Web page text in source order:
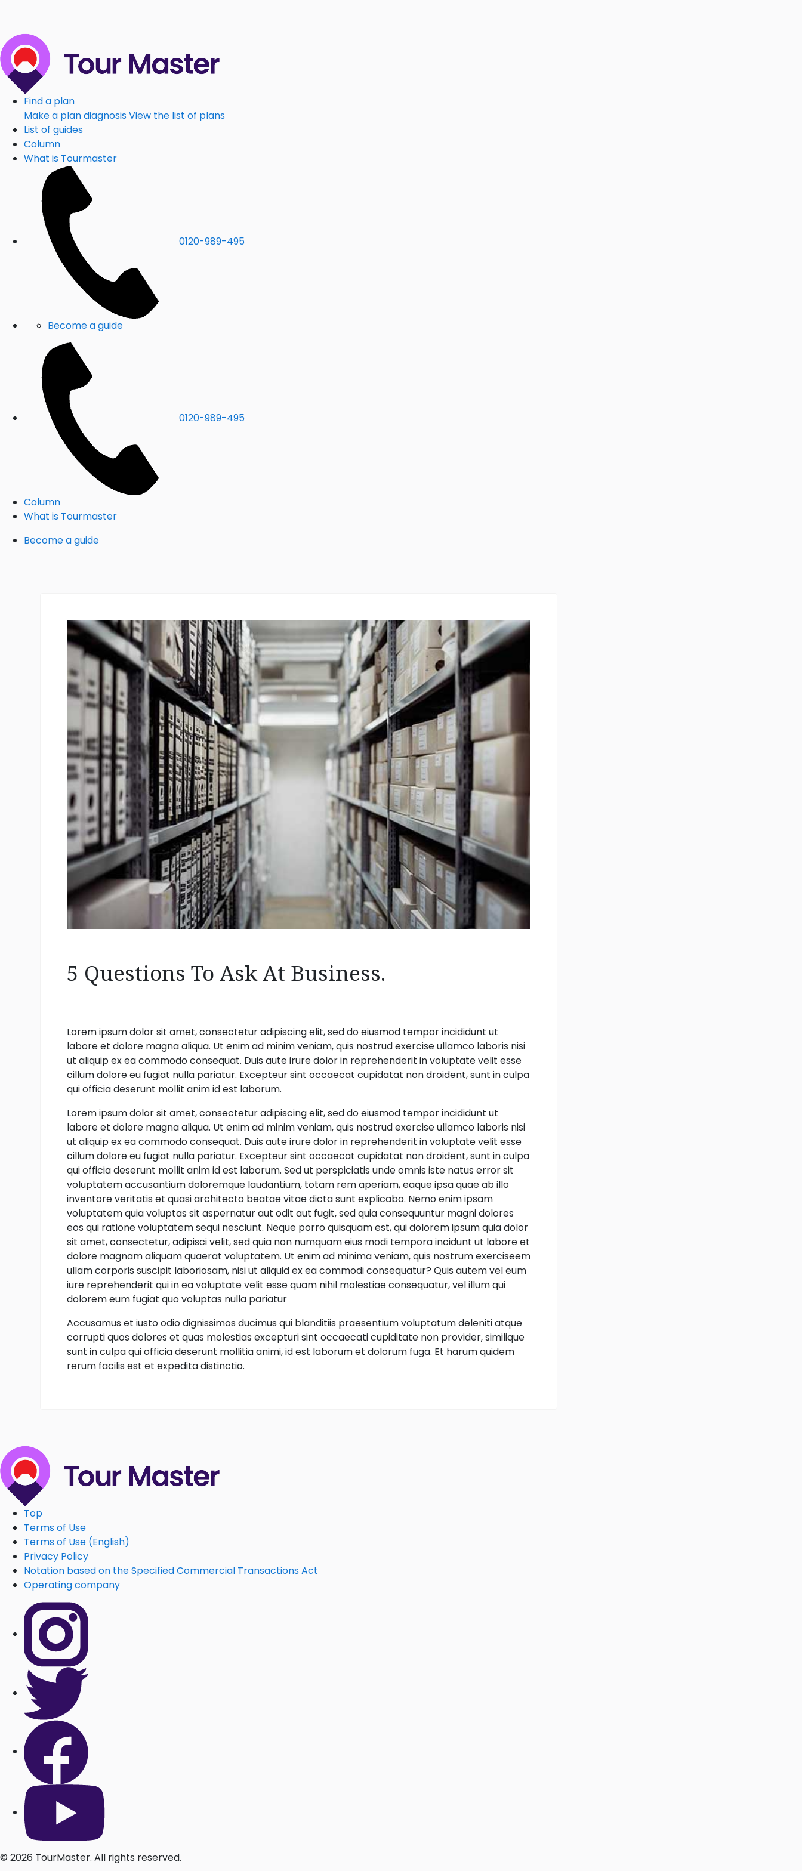
Find a plan
Make a plan diagnosisView the list of plans
List of guides
Column
What is Tourmaster
0120-989-495
Become a guide
0120-989-495
Column
What is Tourmaster
Become a guide
5 Questions To Ask At Business.
Lorem ipsum dolor sit amet, consectetur adipiscing elit, sed do eiusmod tempor incididunt ut
labore et dolore magna aliqua. Ut enim ad minim veniam, quis nostrud exercise ullamco laboris nisi
ut aliquip ex ea commodo consequat. Duis aute irure dolor in reprehenderit in voluptate velit esse
cillum dolore eu fugiat nulla pariatur. Excepteur sint occaecat cupidatat non droident, sunt in culpa
qui officia deserunt mollit anim id est laborum.
Lorem ipsum dolor sit amet, consectetur adipiscing elit, sed do eiusmod tempor incididunt ut
labore et dolore magna aliqua. Ut enim ad minim veniam, quis nostrud exercise ullamco laboris nisi
ut aliquip ex ea commodo consequat. Duis aute irure dolor in reprehenderit in voluptate velit esse
cillum dolore eu fugiat nulla pariatur. Excepteur sint occaecat cupidatat non droident, sunt in culpa
qui officia deserunt mollit anim id est laborum. Sed ut perspiciatis unde omnis iste natus error sit
voluptatem accusantium doloremque laudantium, totam rem aperiam, eaque ipsa quae ab illo
inventore veritatis et quasi architecto beatae vitae dicta sunt explicabo. Nemo enim ipsam
voluptatem quia voluptas sit aspernatur aut odit aut fugit, sed quia consequuntur magni dolores
eos qui ratione voluptatem sequi nesciunt. Neque porro quisquam est, qui dolorem ipsum quia dolor
sit amet, consectetur, adipisci velit, sed quia non numquam eius modi tempora incidunt ut labore et
dolore magnam aliquam quaerat voluptatem. Ut enim ad minima veniam, quis nostrum exerciseem
ullam corporis suscipit laboriosam, nisi ut aliquid ex ea commodi consequatur? Quis autem vel eum
iure reprehenderit qui in ea voluptate velit esse quam nihil molestiae consequatur, vel illum qui
dolorem eum fugiat quo voluptas nulla pariatur
Accusamus et iusto odio dignissimos ducimus qui blanditiis praesentium voluptatum deleniti atque
corrupti quos dolores et quas molestias excepturi sint occaecati cupiditate non provider, similique
sunt in culpa qui officia deserunt mollitia animi, id est laborum et dolorum fuga. Et harum quidem
rerum facilis est et expedita distinctio.
Top
Terms of Use
Terms of Use (English)
Privacy Policy
Notation based on the Specified Commercial Transactions Act
Operating company
© 2026 TourMaster. All rights reserved.